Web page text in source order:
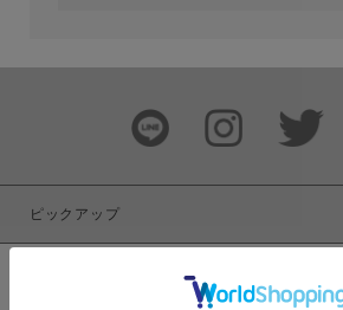
ブランド
ピックアップ